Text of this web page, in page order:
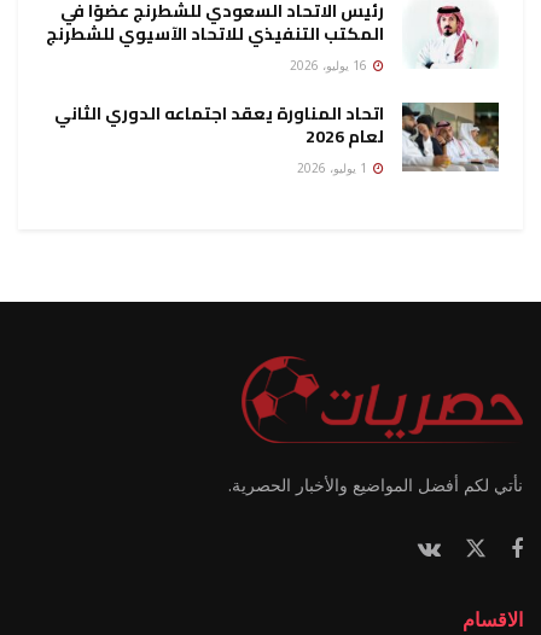
رئيس الاتحاد السعودي للشطرنج عضوًا في
المكتب التنفيذي للاتحاد الآسيوي للشطرنج
اتحاد المناورة يعقد اجتماعه الدوري الثاني
لعام 2026
نأتي لكم أفضل المواضيع والأخبار الحصرية.
الاقسام